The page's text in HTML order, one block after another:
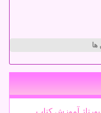
ها
آموزش كتاب